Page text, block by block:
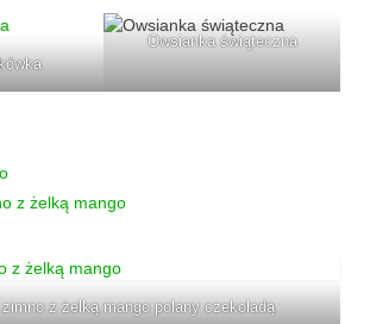
Owsianka świąteczna
z żelką mango
z żelką mango polany czekoladą